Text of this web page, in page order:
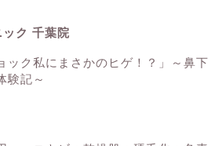
ク 千葉院
ック私にまさかのヒゲ！？」～鼻下
験記～
■美容情報■